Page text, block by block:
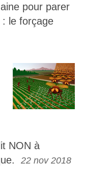
pour parer
le forçage
NON à
22 nov 2018